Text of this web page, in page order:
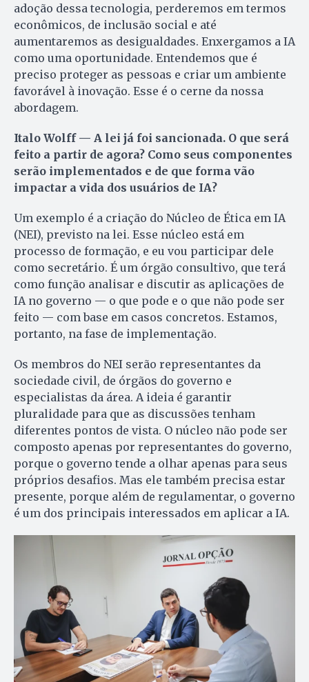
adoção dessa tecnologia, perderemos em termos
econômicos, de inclusão social e até
aumentaremos as desigualdades. Enxergamos a IA
como uma oportunidade. Entendemos que é
preciso proteger as pessoas e criar um ambiente
favorável à inovação. Esse é o cerne da nossa
abordagem.
Italo Wolff — A lei já foi sancionada. O que será
feito a partir de agora? Como seus componentes
serão implementados e de que forma vão
impactar a vida dos usuários de IA?
Um exemplo é a criação do Núcleo de Ética em IA
(NEI), previsto na lei. Esse núcleo está em
processo de formação, e eu vou participar dele
como secretário. É um órgão consultivo, que terá
como função analisar e discutir as aplicações de
IA no governo — o que pode e o que não pode ser
feito — com base em casos concretos. Estamos,
portanto, na fase de implementação.
Os membros do NEI serão representantes da
sociedade civil, de órgãos do governo e
especialistas da área. A ideia é garantir
pluralidade para que as discussões tenham
diferentes pontos de vista. O núcleo não pode ser
composto apenas por representantes do governo,
porque o governo tende a olhar apenas para seus
próprios desafios. Mas ele também precisa estar
presente, porque além de regulamentar, o governo
é um dos principais interessados em aplicar a IA.